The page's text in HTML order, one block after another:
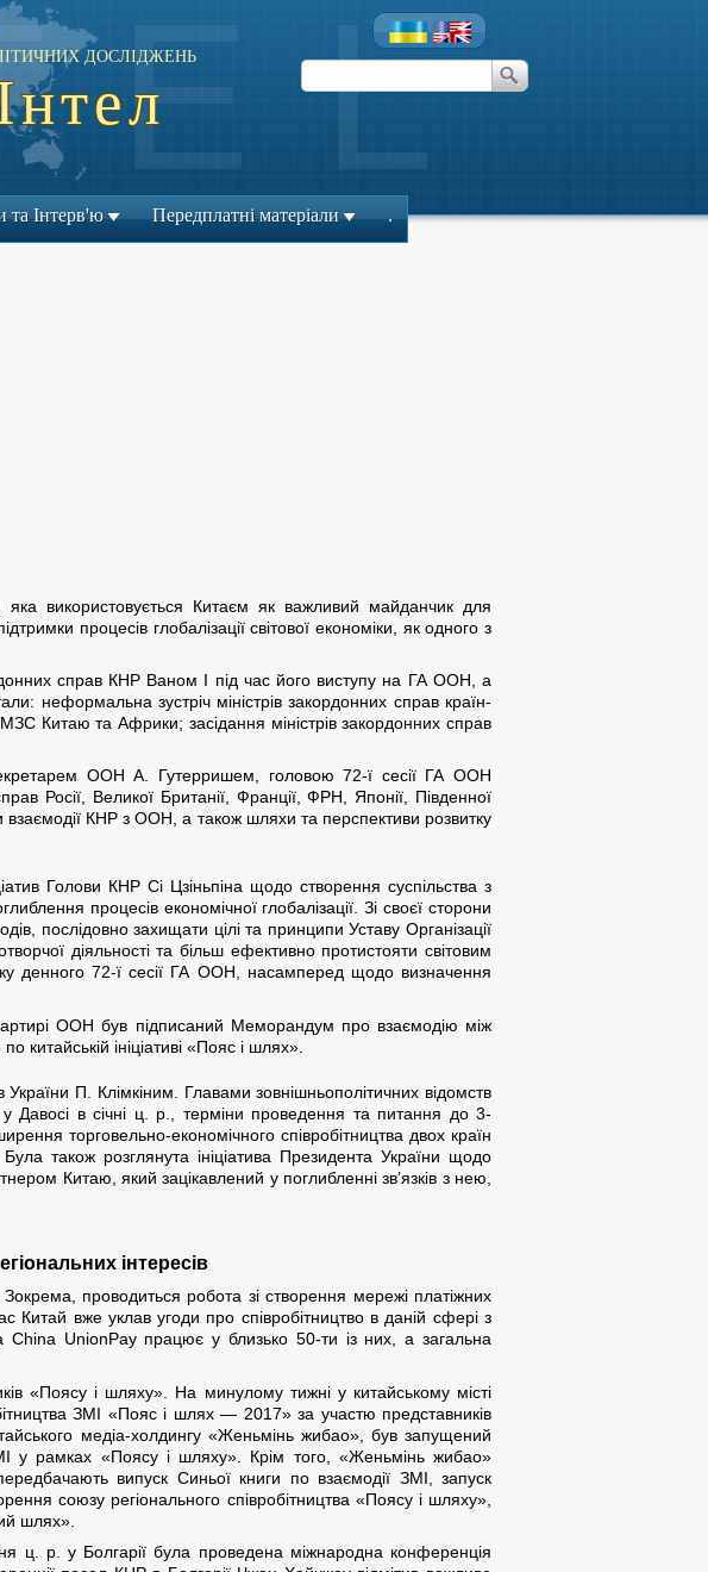
ДОСЛІДЖЕНЬ
та Інтерв'ю Передплатні матеріали .
використовується Китаєм як важливий майданчик для
процесів глобалізації світової економіки, як одного з
справ КНР Ваном І під час його виступу на ГА ООН, а
неформальна зустріч міністрів закордонних справ країн-
МЗС Китаю та Африки; засідання міністрів закордонних справ
ООН А. Гутерришем, головою 72-ї сесії ГА ООН
Росії, Великої Британії, Франції, ФРН, Японії, Південної
взаємодії КНР з ООН, а також шляхи та перспективи розвитку
Голови КНР Сі Цзіньпіна щодо створення суспільства з
процесів економічної глобалізації. Зі своєї сторони
послідовно захищати цілі та принципи Уставу Організації
діяльності та більш ефективно протистояти світовим
денного 72-ї сесії ГА ООН, насамперед щодо визначення
ООН був підписаний Меморандум про взаємодію між
ініціативі «Пояс і шлях».
П. Клімкіним. Главами зовнішньополітичних відомств
Давосі в січні ц. р., терміни проведення та питання до 3-
торговельно-економічного співробітництва двох країн
також розглянута ініціатива Президента України щодо
Китаю, який зацікавлений у поглибленні зв’язків з нею,
інтересів
проводиться робота зі створення мережі платіжних
Китай вже уклав угоди про співробітництво в даній сфері з
China UnionPay працює у близько 50-ти із них, а загальна
«Поясу і шляху». На минулому тижні у китайському місті
ЗМІ «Пояс і шлях — 2017» за участю представників
медіа-холдингу «Женьмінь жибао», був запущений
у рамках «Поясу і шляху». Крім того, «Женьмінь жибао»
випуск Синьої книги по взаємодії ЗМІ, запуск
союзу регіонального співробітництва «Поясу і шляху»,
шлях».
ц. р. у Болгарії була проведена міжнародна конференція